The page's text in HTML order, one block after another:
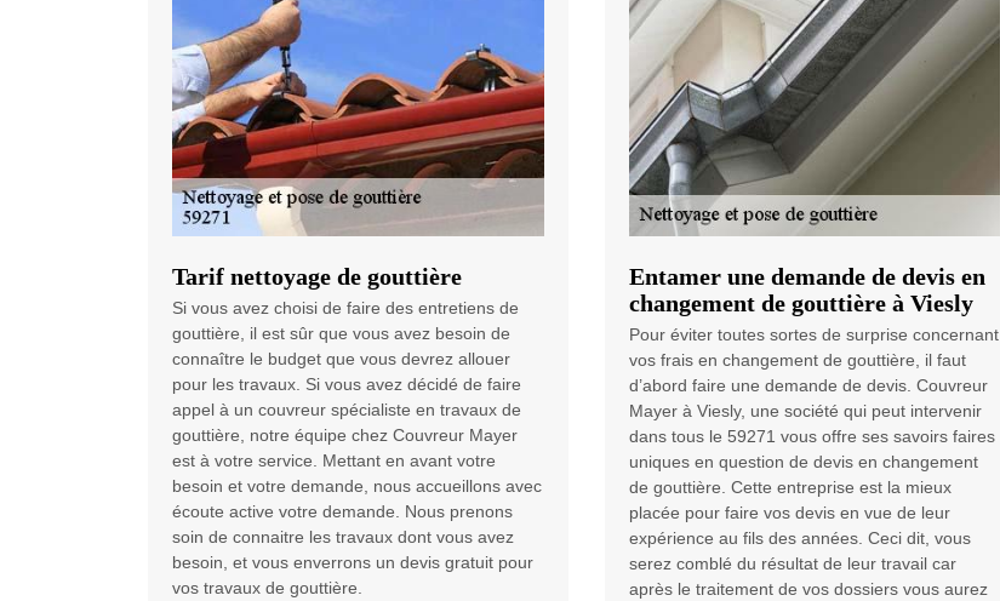
Tarif nettoyage de gouttière
Si vous avez choisi de faire des entretiens de
gouttière, il est sûr que vous avez besoin de
connaître le budget que vous devrez allouer
pour les travaux. Si vous avez décidé de faire
appel à un couvreur spécialiste en travaux de
gouttière, notre équipe chez Couvreur Mayer
est à votre service. Mettant en avant votre
besoin et votre demande, nous accueillons avec
écoute active votre demande. Nous prenons
soin de connaitre les travaux dont vous avez
besoin, et vous enverrons un devis gratuit pour
vos travaux de gouttière.
Entamer une demande de devis en
changement de gouttière à Viesly
Pour éviter toutes sortes de surprise concernant
vos frais en changement de gouttière, il faut
d’abord faire une demande de devis. Couvreur
Mayer à Viesly, une société qui peut intervenir
dans tous le 59271 vous offre ses savoirs faires
uniques en question de devis en changement
de gouttière. Cette entreprise est la mieux
placée pour faire vos devis en vue de leur
expérience au fils des années. Ceci dit, vous
serez comblé du résultat de leur travail car
après le traitement de vos dossiers vous aurez